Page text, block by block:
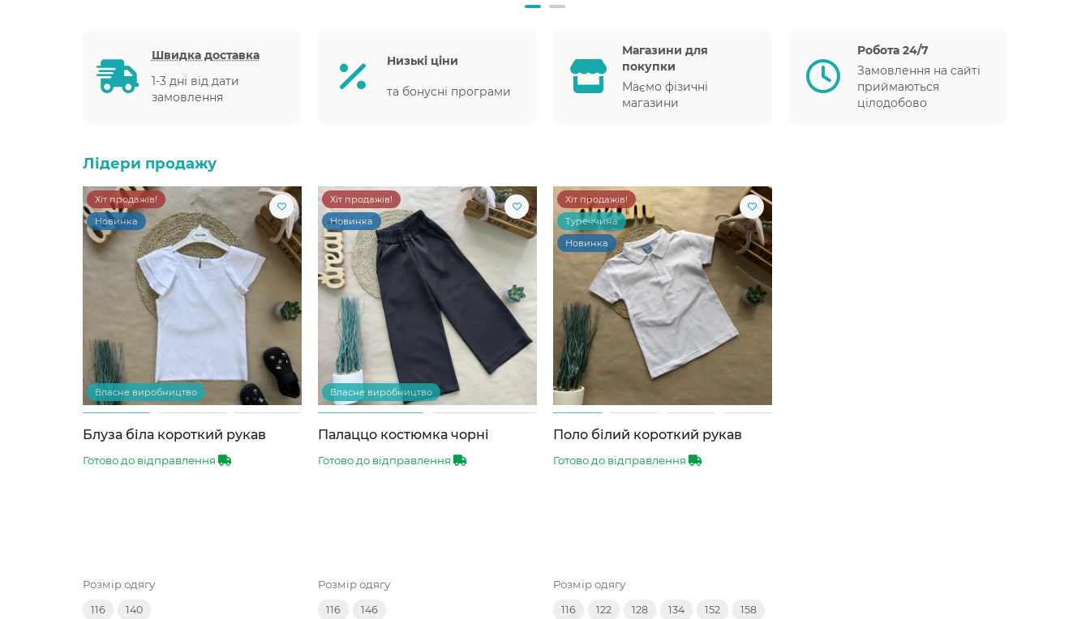
Швидка доставка
1-3 дні від дати
замовлення
Низькі ціни
та бонусні програми
Магазини для
покупки
Маємо фізичні
магазини
Робота 24/7
Замовлення на сайті
приймаються
цілодобово
Лідери продажу
Хіт продажів!
Новинка
Власне виробництво
Блуза біла короткий рукав
Готово до відправлення
Розмір одягу
116 140
Хіт продажів!
Новинка
Власне виробництво
Палаццо костюмка чорні
Готово до відправлення
Розмір одягу
116 146
Хіт продажів!
Туреччина
Новинка
Поло білий короткий рукав
Готово до відправлення
Розмір одягу
116 122 128 134 152 158